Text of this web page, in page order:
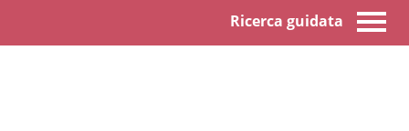
Ricerca guidata